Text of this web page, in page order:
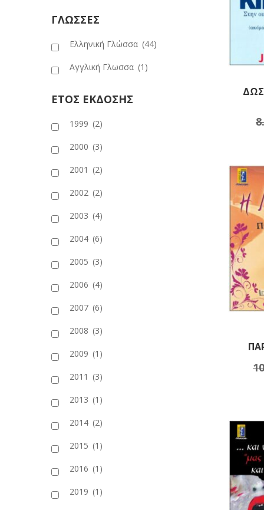
ΓΛΩΣΣΕΣ
Ελληνική Γλώσσα (44)
Αγγλική Γλωσσα (1)
ΕΤΟΣ ΕΚΔΟΣΗΣ
1999 (2)
2000 (3)
2001 (2)
2002 (2)
2003 (4)
2004 (6)
2005 (3)
2006 (4)
2007 (6)
2008 (3)
2009 (1)
2011 (3)
2013 (1)
2014 (2)
2015 (1)
2016 (1)
2019 (1)